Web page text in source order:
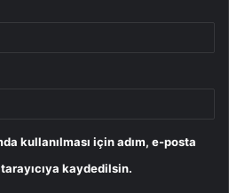
kullanılması için adım, e-posta
kaydedilsin.